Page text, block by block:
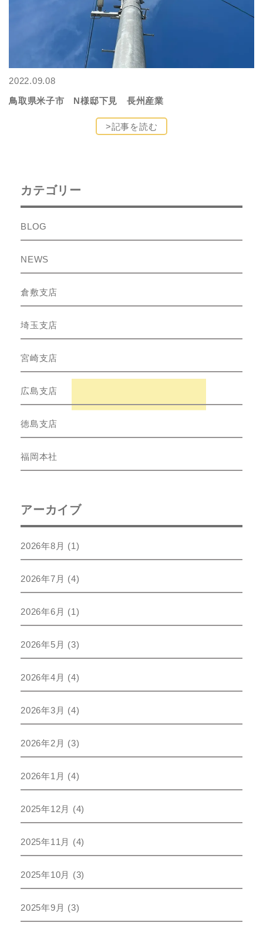
2022.09.08
鳥取県米子市 N様邸下見 長州産業
>記事を読む
カテゴリー
BLOG
NEWS
倉敷支店
埼玉支店
宮崎支店
広島支店
徳島支店
福岡本社
アーカイブ
2026年8月 (1)
2026年7月 (4)
2026年6月 (1)
2026年5月 (3)
2026年4月 (4)
2026年3月 (4)
2026年2月 (3)
2026年1月 (4)
2025年12月 (4)
2025年11月 (4)
2025年10月 (3)
2025年9月 (3)